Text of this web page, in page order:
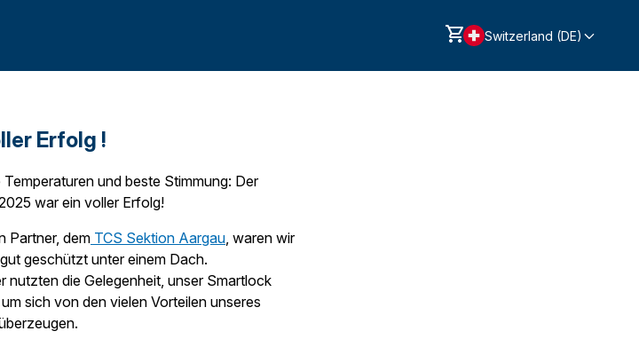
Switzerland (DE)
Erfolg !
und beste Stimmung: Der
war ein voller Erfolg!
Partner, dem TCS Sektion Aargau, waren wir
geschützt unter einem Dach.
nutzten die Gelegenheit, unser Smartlock
sich von den vielen Vorteilen unseres